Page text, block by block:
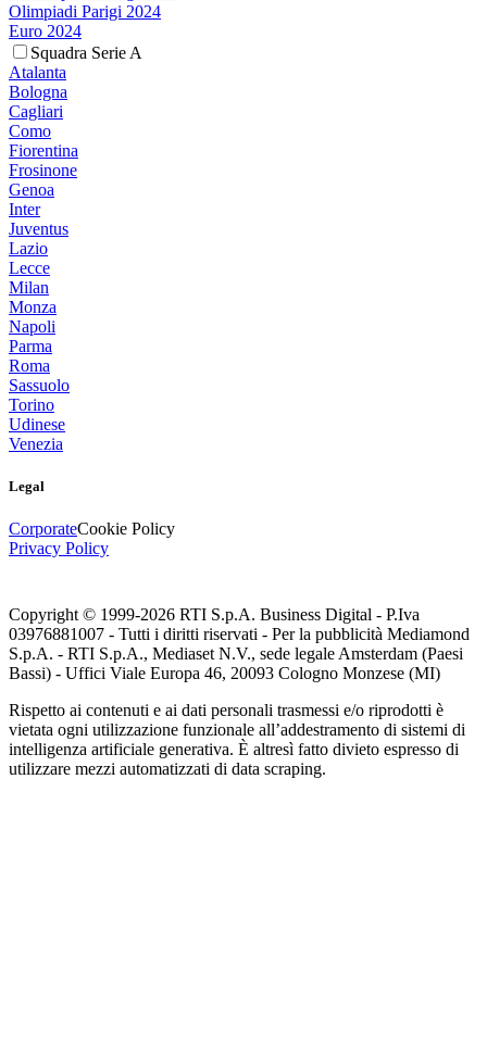
Olimpiadi Parigi 2024
Euro 2024
Squadra Serie A
Atalanta
Bologna
Cagliari
Como
Fiorentina
Frosinone
Genoa
Inter
Juventus
Lazio
Lecce
Milan
Monza
Napoli
Parma
Roma
Sassuolo
Torino
Udinese
Venezia
Legal
CorporateCookie Policy
Privacy Policy
Copyright © 1999-2026 RTI S.p.A. Business Digital - P.Iva
03976881007 - Tutti i diritti riservati - Per la pubblicità Mediamond
S.p.A. - RTI S.p.A., Mediaset N.V., sede legale Amsterdam (Paesi
Bassi) - Uffici Viale Europa 46, 20093 Cologno Monzese (MI)
Rispetto ai contenuti e ai dati personali trasmessi e/o riprodotti è
vietata ogni utilizzazione funzionale all’addestramento di sistemi di
intelligenza artificiale generativa. È altresì fatto divieto espresso di
utilizzare mezzi automatizzati di data scraping.